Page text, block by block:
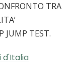
TRA
JUMP TEST.
d'Italia